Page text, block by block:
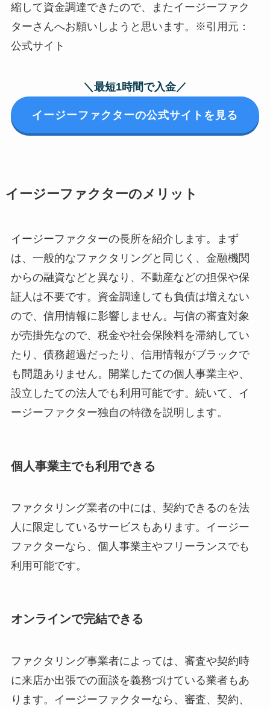
縮して資金調達できたので、またイージーファク
ターさんへお願いしようと思います。※引用元：
公式サイト
＼最短1時間で入金／
イージーファクターの公式サイトを見る
イージーファクターのメリット
イージーファクターの長所を紹介します。まず
は、一般的なファクタリングと同じく、金融機関
からの融資などと異なり、不動産などの担保や保
証人は不要です。資金調達しても負債は増えない
ので、信用情報に影響しません。与信の審査対象
が売掛先なので、税金や社会保険料を滞納してい
たり、債務超過だったり、信用情報がブラックで
も問題ありません。開業したての個人事業主や、
設立したての法人でも利用可能です。続いて、イ
ージーファクター独自の特徴を説明します。
個人事業主でも利用できる
ファクタリング業者の中には、契約できるのを法
人に限定しているサービスもあります。イージー
ファクターなら、個人事業主やフリーランスでも
利用可能です。
オンラインで完結できる
ファクタリング事業者によっては、審査や契約時
に来店か出張での面談を義務づけている業者もあ
ります。イージーファクターなら、審査、契約、